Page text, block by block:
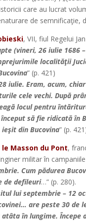
care au lucrat
de semnificaţie,
, VII, fiul Regelui
(vineri, 26 iulie 1686
localităţii
” (p. 421)
iulie. Eram, acum,
cele vechi. După
locul pentru
să fie ridicată în
din Bucovina” (p.
le Masson du Pont,
militar în
Cum pădurea
de defileuri…” (p. 280).
lui septembrie – 12
are peste 30 de
în lungime. Începe